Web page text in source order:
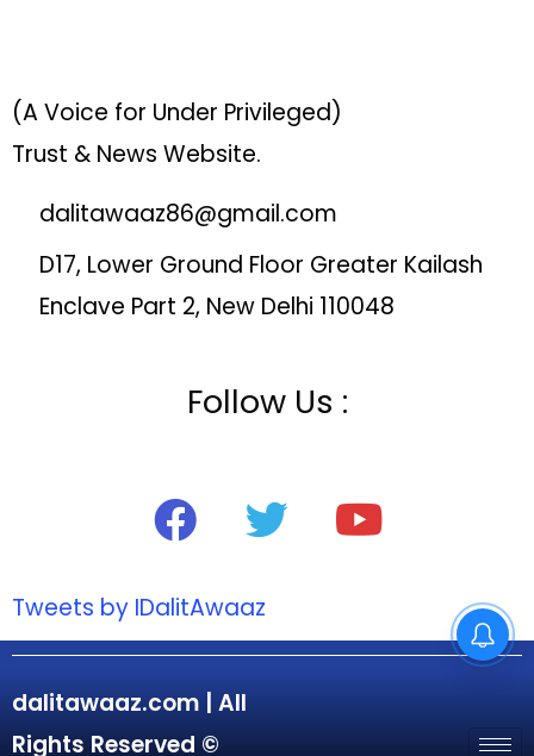
(A Voice for Under Privileged)
Trust & News Website.
dalitawaaz86@gmail.com
D17, Lower Ground Floor Greater Kailash
Enclave Part 2, New Delhi 110048
Follow Us :
Tweets by IDalitAwaaz
dalitawaaz.com | All
Rights Reserved ©